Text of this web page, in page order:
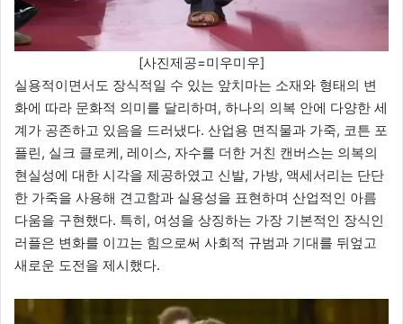
[사진제공=미우미우]
실용적이면서도 장식적일 수 있는 앞치마는 소재와 형태의 변
화에 따라 문화적 의미를 달리하며, 하나의 의복 안에 다양한 세
계가 공존하고 있음을 드러냈다. 산업용 면직물과 가죽, 코튼 포
플린, 실크 클로케, 레이스, 자수를 더한 거친 캔버스는 의복의
현실성에 대한 시각을 제공하였고 신발, 가방, 액세서리는 단단
한 가죽을 사용해 견고함과 실용성을 표현하며 산업적인 아름
다움을 구현했다. 특히, 여성을 상징하는 가장 기본적인 장식인
러플은 변화를 이끄는 힘으로써 사회적 규범과 기대를 뒤엎고
새로운 도전을 제시했다.